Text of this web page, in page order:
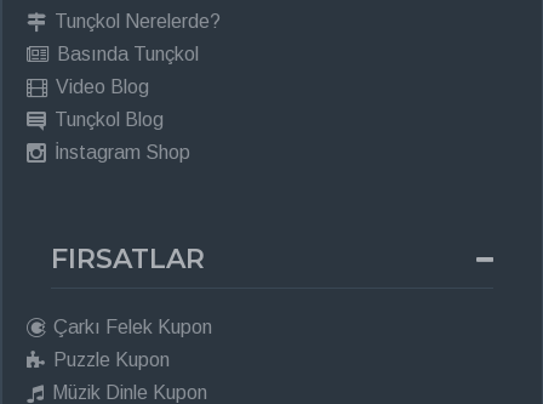
Tunçkol Nerelerde?
Basında Tunçkol
Video Blog
Tunçkol Blog
İnstagram Shop
FIRSATLAR
Çarkı Felek Kupon
Puzzle Kupon
Müzik Dinle Kupon